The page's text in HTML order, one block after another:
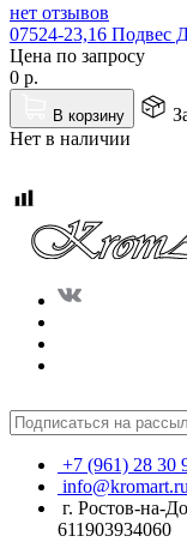
нет отзывов
07524-23,16 Подвес
Цена по запросу
0 р.
В корзину
Нет в наличии
+7 (961) 28 30
info@kromart.ru
г. Ростов-
611903934060